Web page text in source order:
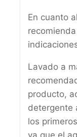
En cuanto
Lavado a
producto,
detergente
los